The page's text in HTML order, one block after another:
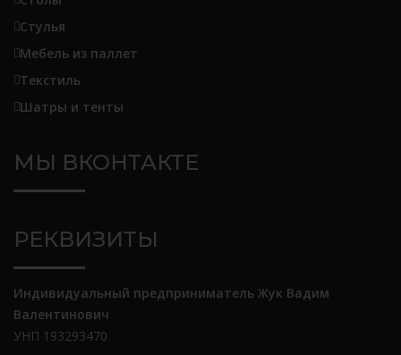
Стулья
Мебель из паллет
Текстиль
Шатры и тенты
МЫ ВКОНТАКТЕ
РЕКВИЗИТЫ
Индивидуальный предприниматель Жук Вадим
Валентинович
УНП 193293470